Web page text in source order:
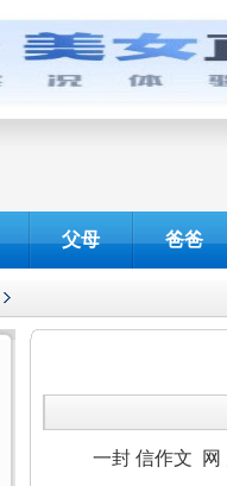
父母 爸爸
一封 信作文 网